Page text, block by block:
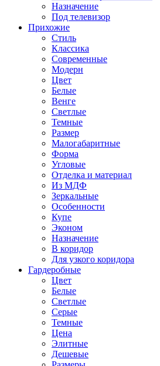
Назначение
Под телевизор
Прихожие
Стиль
Классика
Современные
Модерн
Цвет
Белые
Венге
Светлые
Темные
Размер
Малогабаритные
Форма
Угловые
Отделка и материал
Из МДФ
Зеркальные
Особенности
Купе
Эконом
Назначение
В коридор
Для узкого коридора
Гардеробные
Цвет
Белые
Светлые
Серые
Темные
Цена
Элитные
Дешевые